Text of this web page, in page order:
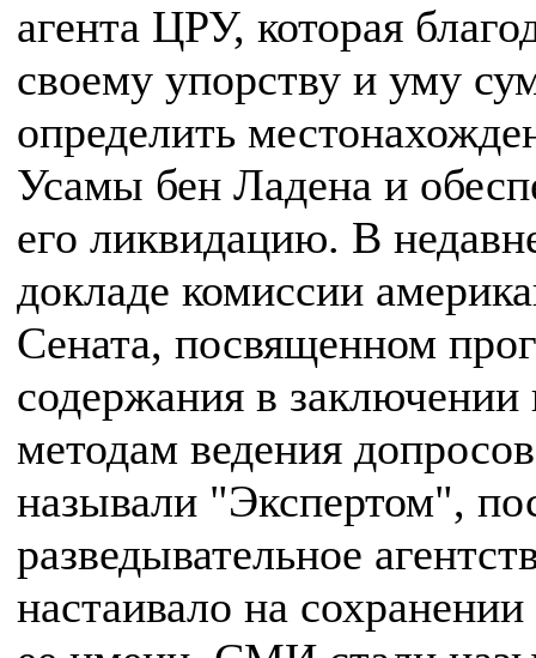
агента ЦРУ, которая
своему упорству и уму
определить
Усамы бен Ладена и
его ликвидацию. В
докладе комиссии
Сената, посвященном
содержания в заключении
методам ведения
называли "Экспертом",
разведывательное
настаивало на